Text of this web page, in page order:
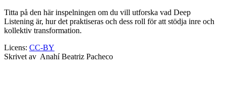
Titta på den här inspelningen om du vill utforska vad Deep
Listening är, hur det praktiseras och dess roll för att stödja inre och
kollektiv transformation.
Licens: CC-BY
Skrivet av Anahí Beatriz Pacheco